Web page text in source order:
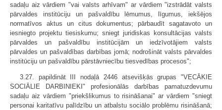
sadaļu aiz vārdiem "vai valsts arhīvam" ar vārdiem "izstrādāt valsts
pārvaldes institūciju un pašvaldību lēmumus, līgumus, iekšējos
normatīvos aktus un citus dokumentus; pārbaudīt sagatavoto un
iesniegto projektu tiesiskumu; sniegt juridiskas konsultācijas valsts
pārvaldes un pašvaldību institūcijām un iedzīvotājiem valsts
pārvaldes un pašvaldības darbības jomā; nodrošināt valsts pārvaldes
institūciju un pašvaldību pārstāvniecību tiesvedības procesos";
3.27. papildināt III nodaļā 2446 atsevišķās grupas "VECĀKIE
SOCIĀLIE DARBINIEKI" profesionālās darbības pamatuzdevumu
sadaļu aiz vārdiem "priekšlikumus to risināšanai" ar vārdiem "sniegt
personai karitatīvu palīdzību un atbalstu sociālo problēmu risināšanā;